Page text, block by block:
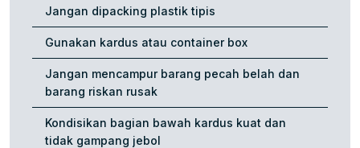
Jangan dipacking plastik tipis
Gunakan kardus atau container box
Jangan mencampur barang pecah belah dan
barang riskan rusak
Kondisikan bagian bawah kardus kuat dan
tidak gampang jebol